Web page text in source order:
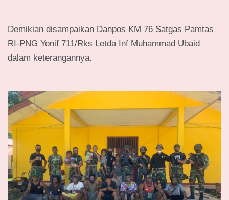
Demikian disampaikan Danpos KM 76 Satgas Pamtas
RI-PNG Yonif 711/Rks Letda Inf Muhammad Ubaid
dalam keterangannya.